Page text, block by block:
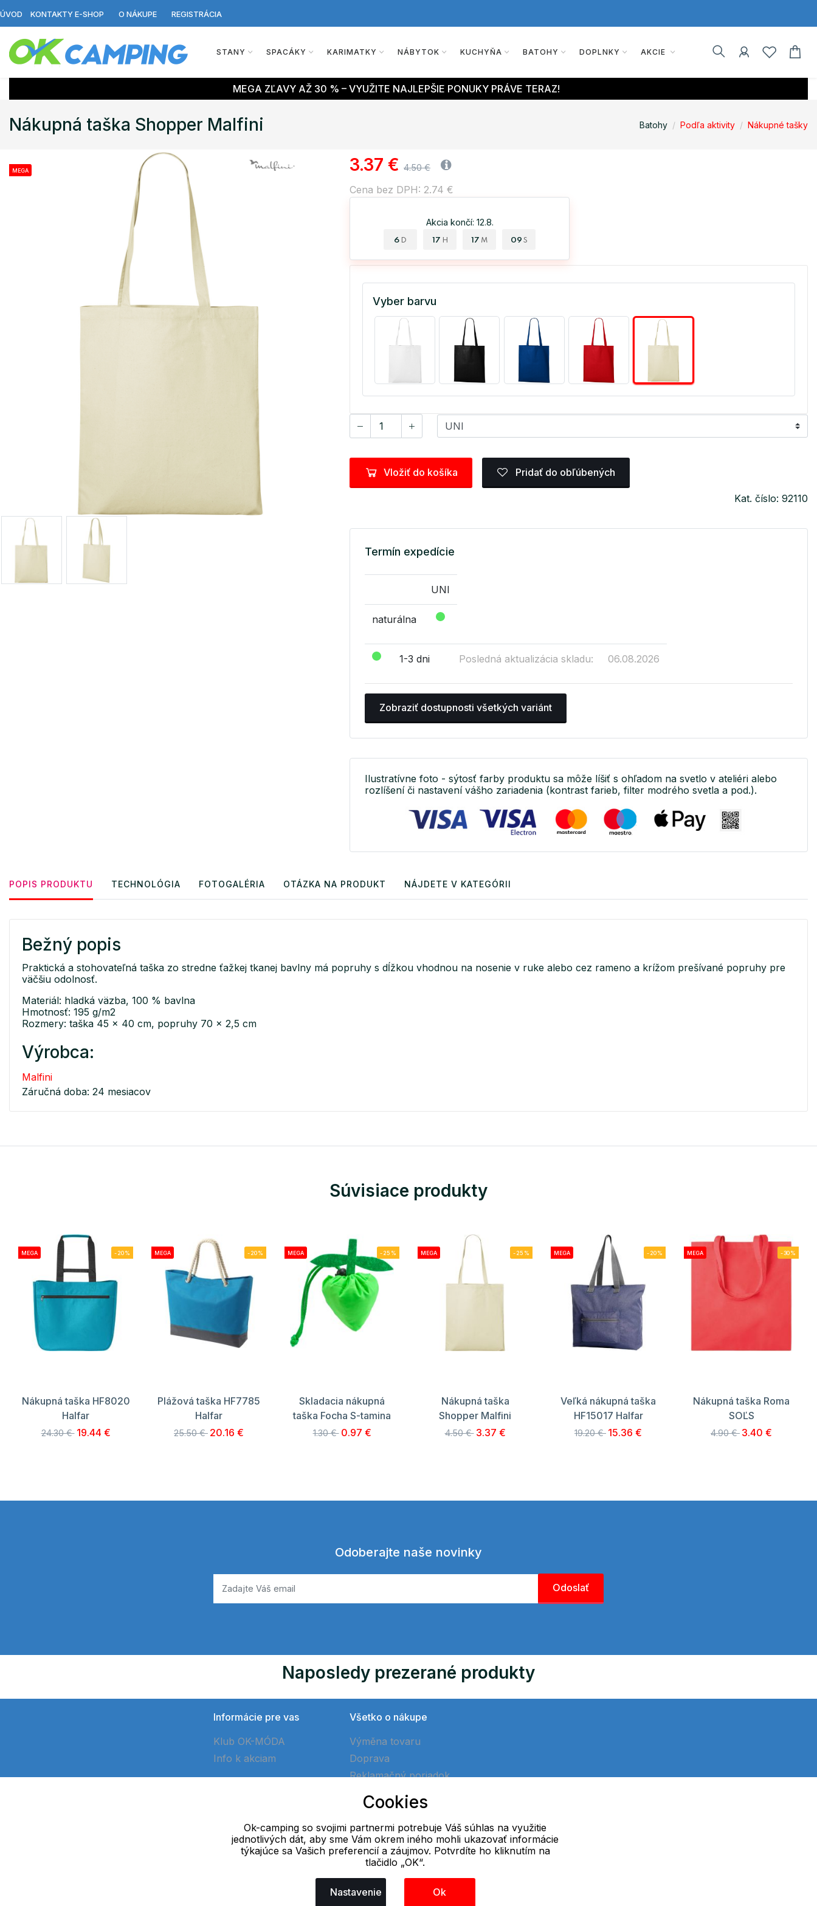
ÚVOD KONTAKTY E-SHOP O NÁKUPE REGISTRÁCIA
STANY SPACÁKY KARIMATKY NÁBYTOK KUCHYŇA BATOHY DOPLNKY AKCIE
MEGA ZĽAVY AŽ 30 % – VYUŽITE NAJLEPŠIE PONUKY PRÁVE TERAZ!
Nákupná taška Shopper Malfini Batohy Podľa aktivity Nákupné tašky
MEGA 3.37 € 4.50 €
Cena bez DPH: 2.74 €
Akcia končí: 12.8.
6 D 17 H 17 M 08 S
Vyber barvu
Vložiť do košíka Pridať do obľúbených
Kat. číslo: 92110
Termín expedície
UNI
naturálna
1-3 dni Posledná aktualizácia skladu: 06.08.2026
Zobraziť dostupnosti všetkých variánt
Ilustratívne foto - sýtosť farby produktu sa môže líšiť s ohľadom na svetlo v ateliéri alebo
rozlíšení či nastavení vášho zariadenia (kontrast farieb, filter modrého svetla a pod.).
POPIS PRODUKTU TECHNOLÓGIA FOTOGALÉRIA OTÁZKA NA PRODUKT NÁJDETE V KATEGÓRII
Bežný popis
Praktická a stohovateľná taška zo stredne ťažkej tkanej bavlny má popruhy s dĺžkou vhodnou na nosenie v ruke alebo cez rameno a krížom prešívané popruhy pre
väčšiu odolnosť.
Materiál: hladká väzba, 100 % bavlna
Hmotnosť: 195 g/m2
Rozmery: taška 45 x 40 cm, popruhy 70 x 2,5 cm
Výrobca:
Malfini
Záručná doba: 24 mesiacov
Súvisiace produkty
MEGA -20%
Nákupná taška HF8020
Halfar
24.30 € 19.44 €
MEGA -20%
Plážová taška HF7785
Halfar
25.50 € 20.16 €
MEGA -25%
Skladacia nákupná
taška Focha S-tamina
1.30 € 0.97 €
MEGA -25%
Nákupná taška
Shopper Malfini
4.50 € 3.37 €
MEGA -20%
Veľká nákupná taška
HF15017 Halfar
19.20 € 15.36 €
MEGA -30%
Nákupná taška Roma
SOĽS
4.90 € 3.40 €
Odoberajte naše novinky
Naposledy prezerané produkty
Informácie pre vas
Klub OK-MÓDA
Info k akciam
Všetko o nákupe
Výměna tovaru
Doprava
Reklamačný poriadok
Ako vytvoriť objednávku
Obchodné podmienky
E-mail
Online
info@ok-camping.cz
Cookies
Ok-camping so svojimi partnermi potrebuje Váš súhlas na využitie
jednotlivých dát, aby sme Vám okrem iného mohli ukazovať informácie
týkajúce sa Vašich preferencií a záujmov. Potvrdíte ho kliknutím na
tlačidlo „OK“.
Nastavenie Ok